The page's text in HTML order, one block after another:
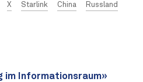
X Starlink China
Russland
im Informationsraum»